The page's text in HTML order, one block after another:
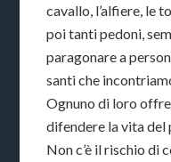
cavallo, l’alfiere, le
poi tanti pedoni,
paragonare a
santi che
Ognuno di loro
difendere la vita del
Non c’è il rischio di